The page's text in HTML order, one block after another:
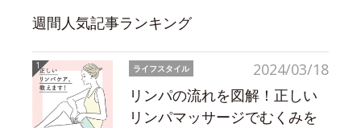
週間人気記事ランキング
2024/03/18
ライフスタイル
リンパの流れを図解！正しい
リンパマッサージでむくみを